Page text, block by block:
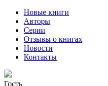
Новые книги
Авторы
Серии
Отзывы о книгах
Новости
Контакты
Гость